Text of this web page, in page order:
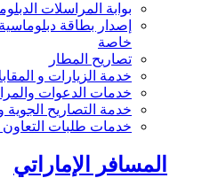
بوابة المراسلات
إصدار بطاقة
خاصة
تصاريح المطار
خدمة الزيارات و
خدمات الدعوات
خدمة التصاريح الجوية
خدمات طلبات التعاون
المسافر الإماراتي